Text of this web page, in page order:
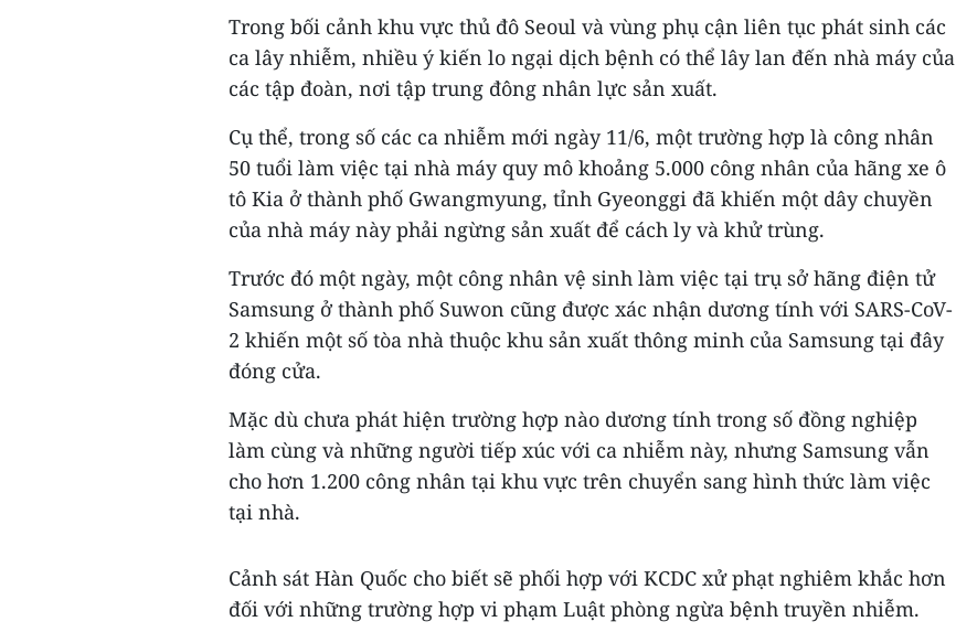
Trong bối cảnh khu vực thủ đô Seoul và vùng phụ cận liên tục phát sinh các
ca lây nhiễm, nhiều ý kiến lo ngại dịch bệnh có thể lây lan đến nhà máy của
các tập đoàn, nơi tập trung đông nhân lực sản xuất.
Cụ thể, trong số các ca nhiễm mới ngày 11/6, một trường hợp là công nhân
50 tuổi làm việc tại nhà máy quy mô khoảng 5.000 công nhân của hãng xe ô
tô Kia ở thành phố Gwangmyung, tỉnh Gyeonggi đã khiến một dây chuyền
của nhà máy này phải ngừng sản xuất để cách ly và khử trùng.
Trước đó một ngày, một công nhân vệ sinh làm việc tại trụ sở hãng điện tử
Samsung ở thành phố Suwon cũng được xác nhận dương tính với SARS-CoV-
2 khiến một số tòa nhà thuộc khu sản xuất thông minh của Samsung tại đây
đóng cửa.
Mặc dù chưa phát hiện trường hợp nào dương tính trong số đồng nghiệp
làm cùng và những người tiếp xúc với ca nhiễm này, nhưng Samsung vẫn
cho hơn 1.200 công nhân tại khu vực trên chuyển sang hình thức làm việc
tại nhà.
Cảnh sát Hàn Quốc cho biết sẽ phối hợp với KCDC xử phạt nghiêm khắc hơn
đối với những trường hợp vi phạm Luật phòng ngừa bệnh truyền nhiễm.